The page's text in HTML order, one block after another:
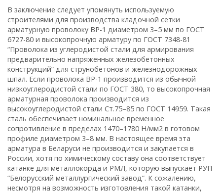
В заключение следует упомянуть используемую
строителями для производства кладочной сетки
арматурную проволоку ВР-1 диаметром 3–5 мм по ГОСТ
6727-80 и высокопрочную арматуру по ГОСТ 7348-81
“Проволока из углеродистой стали для армирования
предварительно напряженных железобетонных
конструкций” для струнобетонов и железнодорожных
шпал. Если проволока ВР-1 производится из обычной
низкоуглеродистой стали по ГОСТ 380, то высокопрочная
арматурная проволока производится из
высокоуглеродистой стали Ст.75–85 по ГОСТ 14959. Такая
сталь обеспечивает номинальное временное
сопротивление в пределах 1470–1780 Н/мм2 в готовом
профиле диаметром 3–8 мм. В настоящее время эта
арматура в Беларуси не производится и закупается в
России, хотя по химическому составу она соответствует
катанке для металлокорда и РМЛ, которую выпускает РУП
“Белорусский металлургический завод”. К сожалению,
несмотря на возможность изготовления такой катанки,